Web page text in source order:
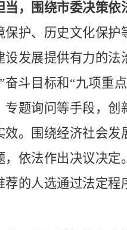
当，围绕市委决策依
保护、历史文化保护
设发展提供有力的法
”奋斗目标和 “九项重
专题询问等手段，创
。
围绕经济社会发
，依法作出决议决定
荐的人选通过法定程